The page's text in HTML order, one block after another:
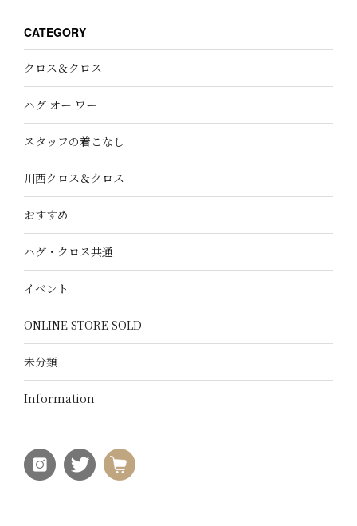
CATEGORY
クロス＆クロス
ハグ オー ワー
スタッフの着こなし
川西クロス＆クロス
おすすめ
ハグ・クロス共通
イベント
ONLINE STORE SOLD
未分類
Information